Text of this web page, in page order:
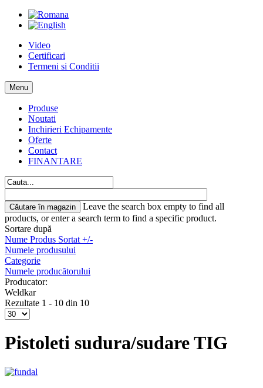
Video
Certificari
Termeni si Conditii
Menu
Produse
Noutati
Inchirieri Echipamente
Oferte
Contact
FINANTARE
Leave the search box empty to find all
products, or enter a search term to find a specific product.
Sortare după
Nume Produs Sortat +/-
Numele produsului
Categorie
Numele producătorului
Producator:
Weldkar
Rezultate 1 - 10 din 10
Pistoleti sudura/sudare TIG